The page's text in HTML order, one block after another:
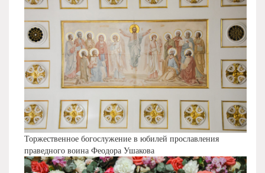
Торжественное богослужение в юбилей прославления
праведного воина Феодора Ушакова